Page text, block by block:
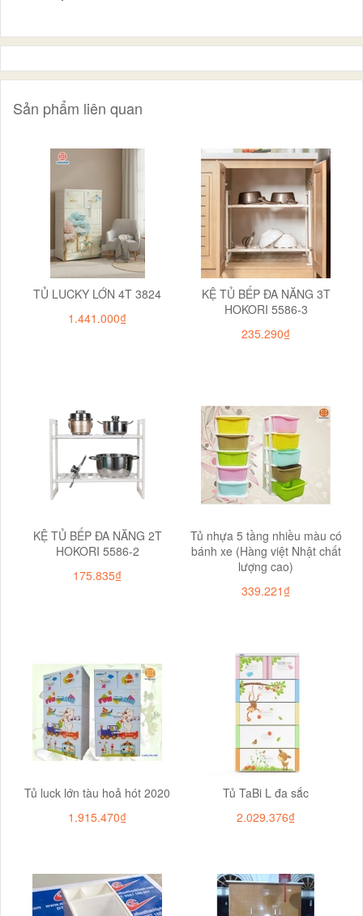
Sản phẩm liên quan
TỦ LUCKY LỚN 4T 3824
1.441.000₫
KỆ TỦ BẾP ĐA NĂNG 3T
HOKORI 5586-3
235.290₫
KỆ TỦ BẾP ĐA NĂNG 2T
HOKORI 5586-2
175.835₫
Tủ nhựa 5 tầng nhiều màu có
bánh xe (Hàng việt Nhật chất
lượng cao)
339.221₫
Tủ luck lớn tàu hoả hót 2020
1.915.470₫
Tủ TaBi L đa sắc
2.029.376₫